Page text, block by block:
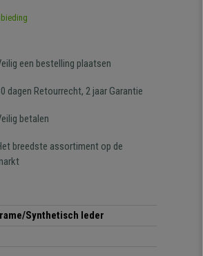
een bestelling plaatsen
dagen Retourrecht, 2 jaar Garantie
betalen
breedste assortiment op de
Synthetisch leder